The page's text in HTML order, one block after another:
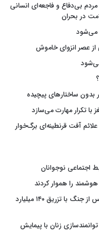
مردم بی‌دفاع و فاجعه‌ای انسانی
در بحران
می‌شود
از عصر انزوای خاموش
بدون ساختارهای پیچیده
تکرار مهارت می‌سازد
آفت قرنطینه‌ای برگ‌خوار
اجتماعی نوجوانان
را هموار کردند
مهار موج تعدیل نیروی شرکت‌های فناور پس از جنگ با تزریق ۱۴۰ میلیارد
زنان با پیمایش